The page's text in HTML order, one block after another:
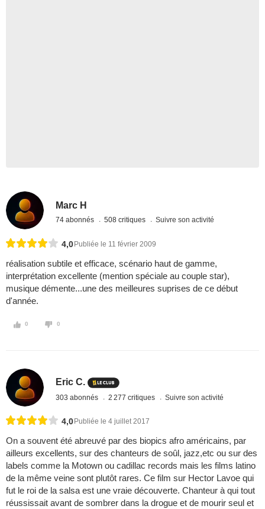
Marc H
74 abonnés 508 critiques Suivre son activité
4,0 Publiée le 11 février 2009
réalisation subtile et efficace, scénario haut de gamme,
interprétation excellente (mention spéciale au couple star),
musique démente...une des meilleures suprises de ce début
d'année.
0 0
Eric C.
303 abonnés 2 277 critiques Suivre son activité
4,0 Publiée le 4 juillet 2017
On a souvent été abreuvé par des biopics afro américains, par
ailleurs excellents, sur des chanteurs de soûl, jazz,etc ou sur des
labels comme la Motown ou cadillac records mais les films latino
de la même veine sont plutôt rares. Ce film sur Hector Lavoe qui
fut le roi de la salsa est une vraie découverte. Chanteur à qui tout
réussissait avant de sombrer dans la drogue et de mourir seul et